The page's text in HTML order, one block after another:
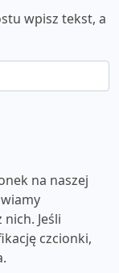
wpisz tekst, a
na naszej
Jeśli
czcionki,